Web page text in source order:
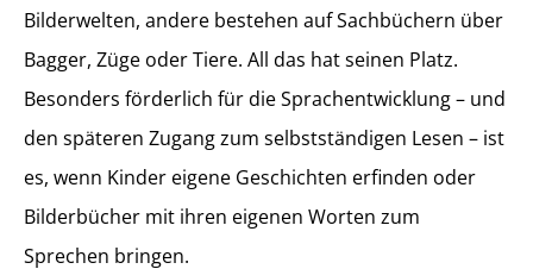
Bilderwelten, andere bestehen auf Sachbüchern über
Bagger, Züge oder Tiere. All das hat seinen Platz.
Besonders förderlich für die Sprachentwicklung – und
den späteren Zugang zum selbstständigen Lesen – ist
es, wenn Kinder eigene Geschichten erfinden oder
Bilderbücher mit ihren eigenen Worten zum
Sprechen bringen.